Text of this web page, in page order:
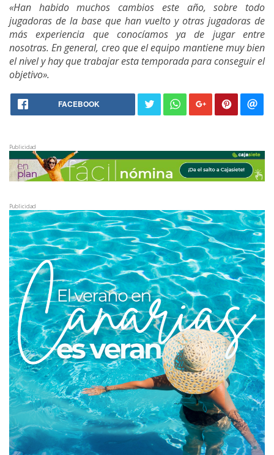
«Han habido muchos cambios este año, sobre todo
jugadoras de la base que han vuelto y otras jugadoras de
más experiencia que conocíamos ya de jugar entre
nosotras. En general, creo que el equipo mantiene muy bien
el nivel y hay que trabajar esta temporada para conseguir el
objetivo».
FACEBOOK
Publicidad
Publicidad